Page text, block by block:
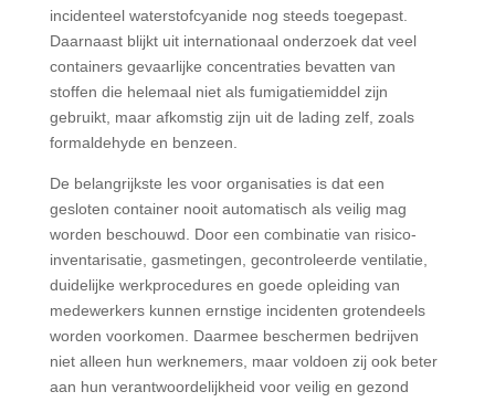
incidenteel waterstofcyanide nog steeds toegepast.
Daarnaast blijkt uit internationaal onderzoek dat veel
containers gevaarlijke concentraties bevatten van
stoffen die helemaal niet als fumigatiemiddel zijn
gebruikt, maar afkomstig zijn uit de lading zelf, zoals
formaldehyde en benzeen.
De belangrijkste les voor organisaties is dat een
gesloten container nooit automatisch als veilig mag
worden beschouwd. Door een combinatie van risico-
inventarisatie, gasmetingen, gecontroleerde ventilatie,
duidelijke werkprocedures en goede opleiding van
medewerkers kunnen ernstige incidenten grotendeels
worden voorkomen. Daarmee beschermen bedrijven
niet alleen hun werknemers, maar voldoen zij ook beter
aan hun verantwoordelijkheid voor veilig en gezond